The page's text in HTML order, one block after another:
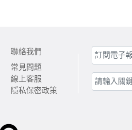
聯絡我們
常見問題
線上客服
隱私保密政策